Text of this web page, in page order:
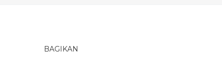
BAGIKAN